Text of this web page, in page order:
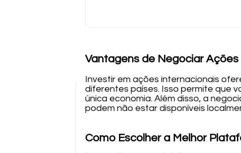
Vantagens de Negociar
Investir em ações internacionais
diferentes países. Isso permite que
única economia. Além disso, a
podem não estar disponíveis
Como Escolher a Melhor